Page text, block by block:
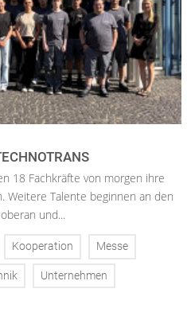
18 Fachkräfte von morgen ihre
Weitere Talente beginnen an den
und...
Kooperation Messe
Unternehmen